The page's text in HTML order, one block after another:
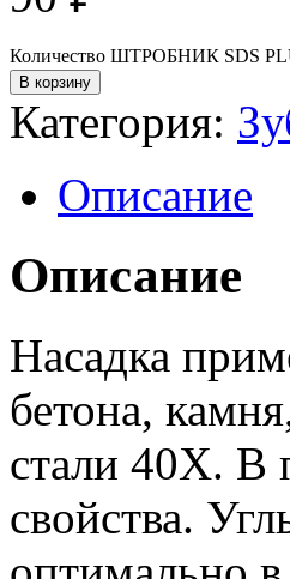
Количество ШТРОБНИК SDS
В корзину
Категория:
Описание
Описание
Насадка
бетона,
стали 40Х. В
свойства.